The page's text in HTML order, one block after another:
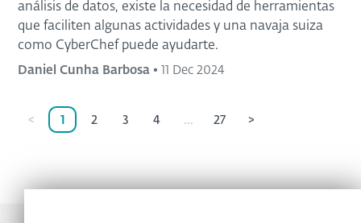
análisis de datos, existe la necesidad de herramientas
que faciliten algunas actividades y una navaja suiza
como CyberChef puede ayudarte.
Daniel Cunha Barbosa • 11 Dec 2024
< 1 2 3 4 ... 27 >